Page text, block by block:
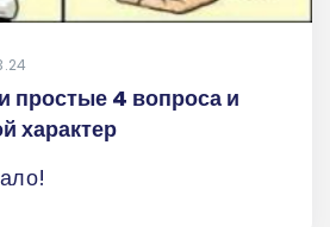
простые 4 вопроса и
характер